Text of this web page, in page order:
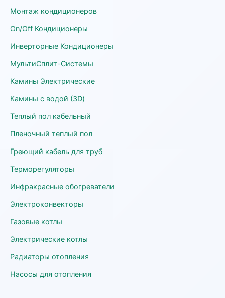
Монтаж кондиционеров
On/Off Кондиционеры
Инверторные Кондиционеры
МультиСплит-Системы
Камины Электрические
Камины с водой (3D)
Теплый пол кабельный
Пленочный теплый пол
Греющий кабель для труб
Терморегуляторы
Инфракрасные обогреватели
Электроконвекторы
Газовые котлы
Электрические котлы
Радиаторы отопления
Насосы для отопления